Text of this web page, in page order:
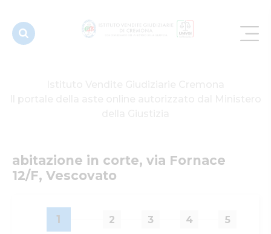
abitazione in corte, via Fornace
12/F, Vescovato
1 2 3 4 5